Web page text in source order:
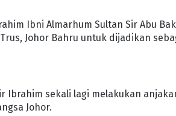
Ibni Almarhum Sultan Sir Abu
Johor Bahru untuk dijadikan
Ibrahim sekali lagi melakukan
Johor.